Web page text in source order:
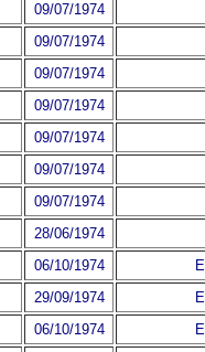
09/07/1974
09/07/1974
09/07/1974
09/07/1974
09/07/1974
09/07/1974
09/07/1974
28/06/1974
06/10/1974
29/09/1974
06/10/1974